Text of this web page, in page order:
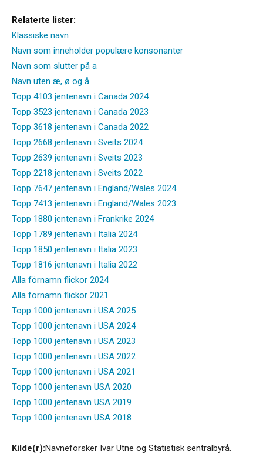
Relaterte lister:
Klassiske navn
Navn som inneholder populære konsonanter
Navn som slutter på a
Navn uten æ, ø og å
Topp 4103 jentenavn i Canada 2024
Topp 3523 jentenavn i Canada 2023
Topp 3618 jentenavn i Canada 2022
Topp 2668 jentenavn i Sveits 2024
Topp 2639 jentenavn i Sveits 2023
Topp 2218 jentenavn i Sveits 2022
Topp 7647 jentenavn i England/Wales 2024
Topp 7413 jentenavn i England/Wales 2023
Topp 1880 jentenavn i Frankrike 2024
Topp 1789 jentenavn i Italia 2024
Topp 1850 jentenavn i Italia 2023
Topp 1816 jentenavn i Italia 2022
Alla förnamn flickor 2024
Alla förnamn flickor 2021
Topp 1000 jentenavn i USA 2025
Topp 1000 jentenavn i USA 2024
Topp 1000 jentenavn i USA 2023
Topp 1000 jentenavn i USA 2022
Topp 1000 jentenavn i USA 2021
Topp 1000 jentenavn USA 2020
Topp 1000 jentenavn USA 2019
Topp 1000 jentenavn USA 2018
Kilde(r):Navneforsker Ivar Utne og Statistisk sentralbyrå.